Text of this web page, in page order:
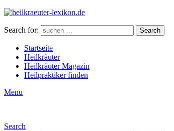
Search for: Search
Startseite
Heilkräuter
Heilkräuter Magazin
Heilpraktiker finden
Menu
Search